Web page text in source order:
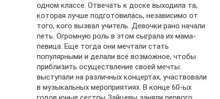
одном классе. Отвечать к доске выходила та,
которая лучше подготовилась, независимо от
того, кого вызвал учитель. Девочки рано начали
петь. Огромную роль в этом сыграла их мама-
певица. Еще тогда они мечтали стать
популярными и делали всё возможное, чтобы
приблизить осуществление своей мечты:
выступали на различных концертах, участвовали
в музыкальных мероприятиях. В конце 60-ых